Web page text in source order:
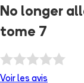
No longer
tome 7
Voir les avis